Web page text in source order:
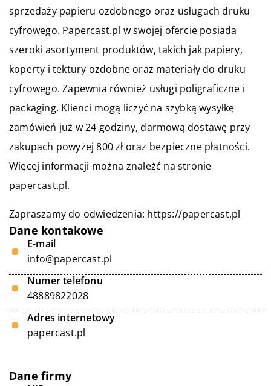
sprzedaży papieru ozdobnego oraz usługach druku
cyfrowego. Papercast.pl w swojej ofercie posiada
szeroki asortyment produktów, takich jak papiery,
koperty i tektury ozdobne oraz materiały do druku
cyfrowego. Zapewnia również usługi poligraficzne i
packaging. Klienci mogą liczyć na szybką wysyłkę
zamówień już w 24 godziny, darmową dostawę przy
zakupach powyżej 800 zł oraz bezpieczne płatności.
Więcej informacji można znaleźć na stronie
papercast.pl.
Zapraszamy do odwiedzenia: https://papercast.pl
Dane kontakowe
E-mail
info@papercast.pl
Numer telefonu
48889822028
Adres internetowy
papercast.pl
Dane firmy